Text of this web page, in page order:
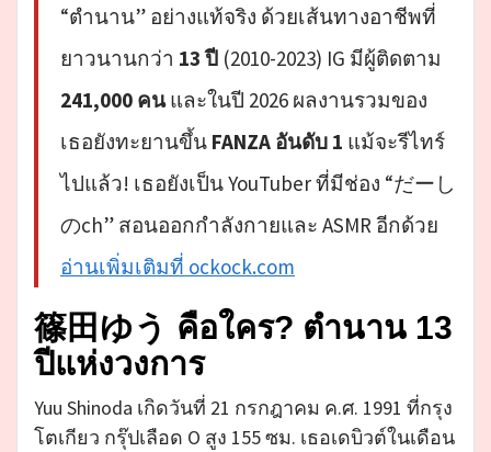
“ตำนาน” อย่างแท้จริง ด้วยเส้นทางอาชีพที่
ยาวนานกว่า 13 ปี (2010-2023) IG มีผู้ติดตาม
241,000 คนและในปี 2026 ผลงานรวมของ
เธอยังทะยานขึ้น FANZA อันดับ 1 แม้จะรีไทร์
ไปแล้ว! เธอยังเป็น YouTuber ที่มีช่อง “だーし
のch” สอนออกกำลังกายและ ASMR อีกด้วย
อ่านเพิ่มเติมที่ ockock.com
篠田ゆう คือใคร? ตำนาน 13
ปีแห่งวงการ
Yuu Shinoda เกิดวันที่ 21 กรกฎาคม ค.ศ. 1991 ที่กรุง
โตเกียว กรุ๊ปเลือด O สูง 155 ซม. เธอเดบิวต์ในเดือน